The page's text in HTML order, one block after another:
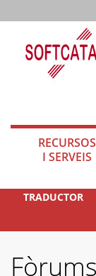
RECURSOS
I SERVEIS
TRADUCTOR